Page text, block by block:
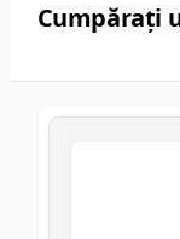
Cumpărați